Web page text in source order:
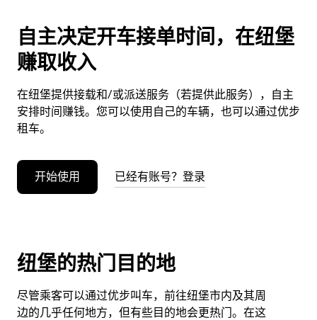
闭
日
历。
自主决定开车接单时间，在纽堡
赚取收入
在纽堡提供接载和/或派送服务（若提供此服务），自主
安排时间赚钱。您可以使用自己的车辆，也可以通过优步
租车。
开始使用 已经有账号？登录
纽堡的热门目的地
尽管乘客可以通过优步叫车，前往纽堡市内及其周
边的几乎任何地方，但有些目的地会更热门。在这